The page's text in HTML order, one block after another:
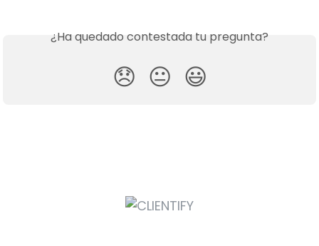
¿Ha quedado contestada tu pregunta?
😞 😐 😃